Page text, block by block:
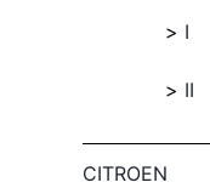
I
II
CITROEN